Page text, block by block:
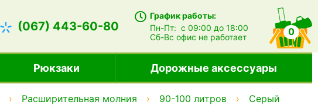
(067) 443-60-80
График работы:
Пн-Пт:с 09:00 до 18:00
Сб-Всофис не работает 0
Рюкзаки Дорожные аксессуары
Расширительная молния 90-100 литров
Серый